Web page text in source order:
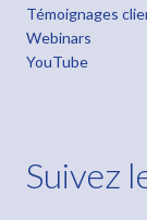
Témoignages
Webinars
YouTube
Suivez